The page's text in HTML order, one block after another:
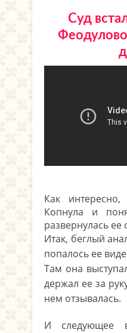
Суд
Как
Копнула и
развернулась ее
Итак, беглый
попалось ее
Там она
держал ее за
нем отзывалась.
И следующее